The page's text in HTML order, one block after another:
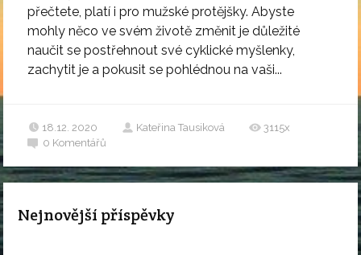
přečtete, platí i pro mužské protějšky. Abyste
mohly něco ve svém životě změnit je důležité
naučit se postřehnout své cyklické myšlenky,
zachytit je a pokusit se pohlédnou na vaši...
18.12. 2020 Kateřina Tausiková
3115x
0 Komentářů
Nejnovější příspěvky